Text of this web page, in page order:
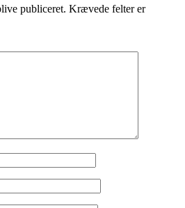
publiceret. Krævede felter er